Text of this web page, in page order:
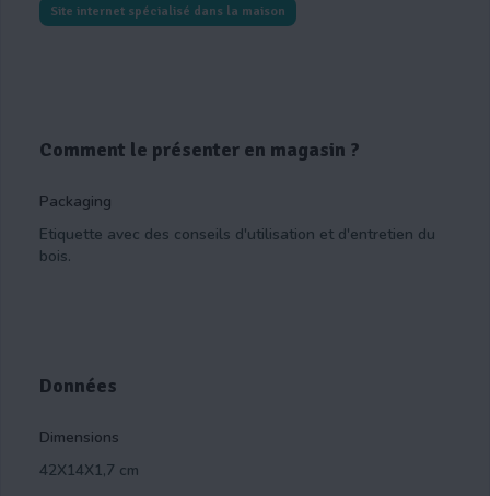
Site internet spécialisé dans la maison
Comment le présenter en magasin ?
Packaging
Etiquette avec des conseils d'utilisation et d'entretien du
bois.
Données
Dimensions
42X14X1,7 cm